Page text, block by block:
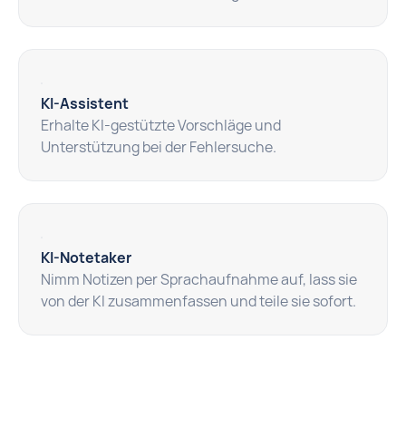
KI-Assistent
Erhalte KI-gestützte Vorschläge und
Unterstützung bei der Fehlersuche.
KI-Notetaker
Nimm Notizen per Sprachaufnahme auf, lass sie
von der KI zusammenfassen und teile sie sofort.